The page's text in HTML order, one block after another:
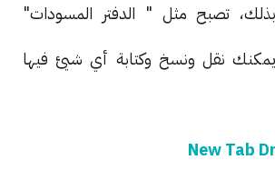
تصبح مثل " الدفتر المسودات"
نقل ونسخ وكتابة أي شيئ فيها
New Tab